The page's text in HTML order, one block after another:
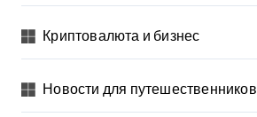
Криптовалюта и бизнес
Новости для путешественников